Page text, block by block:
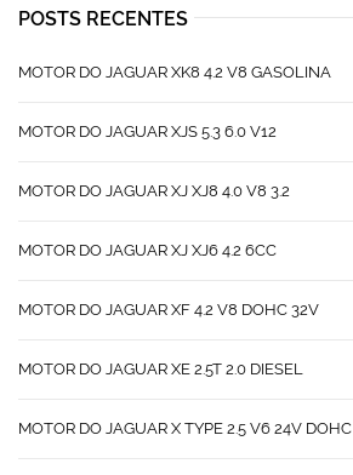
POSTS RECENTES
MOTOR DO JAGUAR XK8 4.2 V8 GASOLINA
MOTOR DO JAGUAR XJS 5.3 6.0 V12
MOTOR DO JAGUAR XJ XJ8 4.0 V8 3.2
MOTOR DO JAGUAR XJ XJ6 4.2 6CC
MOTOR DO JAGUAR XF 4.2 V8 DOHC 32V
MOTOR DO JAGUAR XE 2.5T 2.0 DIESEL
MOTOR DO JAGUAR X TYPE 2.5 V6 24V DOHC